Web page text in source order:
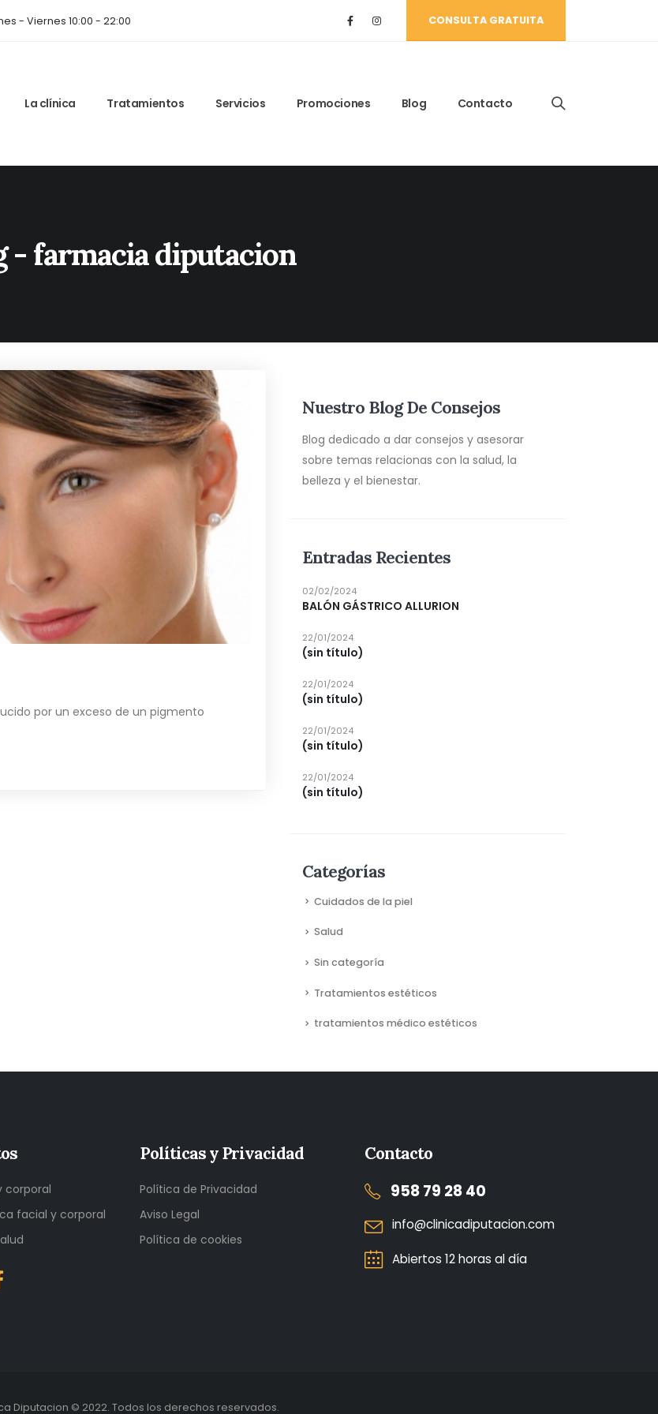
- Viernes 10:00 - 22:00 CONSULTA GRATUITA
La clínica Tratamientos Servicios Promociones Blog Contacto
- farmacia diputacion
por un exceso de un pigmento
Nuestro Blog De Consejos
Blog dedicado a dar consejos y asesorar
sobre temas relacionas con la salud, la
belleza y el bienestar.
Entradas Recientes
BALÓN GÁSTRICO ALLURION
02/02/2024
(sin título)
22/01/2024
(sin título)
22/01/2024
(sin título)
22/01/2024
(sin título)
22/01/2024
Categorías
Cuidados de la piel
Salud
Sin categoría
Tratamientos estéticos
tratamientos médico estéticos
corporal
facial y corporal
Políticas y Privacidad
Política de Privacidad
Aviso Legal
Política de cookies
Contacto
958 79 28 40
info@clinicadiputacion.com
Abiertos 12 horas al día
Diputacion © 2022. Todos los derechos reservados.